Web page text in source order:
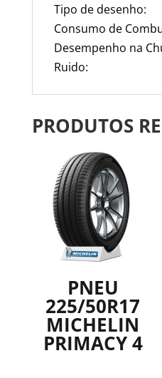
Tipo de desenho:
Consumo de
Desempenho na
Ruido:
PRODUTOS
PNEU
225/50R17
MICHELIN
PRIMACY 4